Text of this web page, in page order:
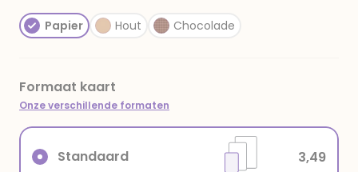
Papier Hout Chocolade
Formaat kaart
Onze verschillende formaten
Standaard 3,49